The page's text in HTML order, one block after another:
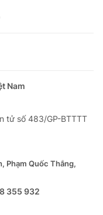
Nam
tử số 483/GP-BTTTT
Phạm Quốc Thắng,
355 932